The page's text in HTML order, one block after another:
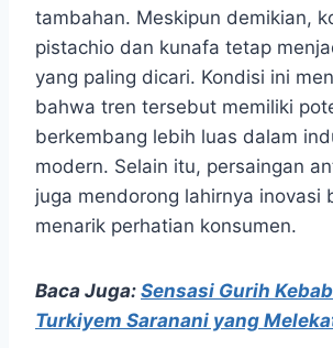
tambahan. Meskipun demikian,
pistachio dan kunafa tetap
yang paling dicari. Kondisi ini
bahwa tren tersebut memiliki
berkembang lebih luas dalam
modern. Selain itu, persaingan
juga mendorong lahirnya inovasi
menarik perhatian konsumen.
Baca Juga: Sensasi Gurih
Turkiyem Saranani yang